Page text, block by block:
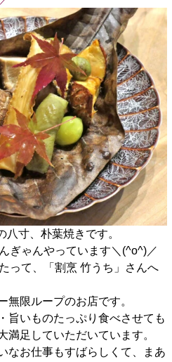
寸、朴葉焼きです。
ぎゃんやっています＼(^o^)／
って、「割烹 竹うち」さんへ
無限ループのお店です。
旨いものたっぷり食べさせても
満足していただいています。
なお仕事もすばらしくて、まあ